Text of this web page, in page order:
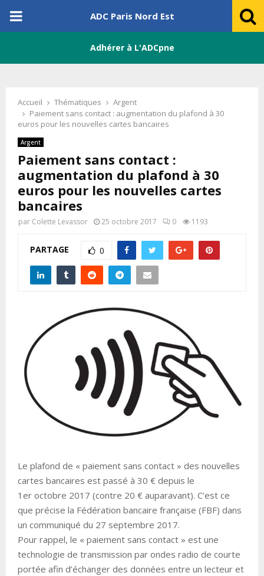
PRIMARY
ADC Paris Nord Est
Adhérer à L'ADCpne
Accueil Thématiques
Argent
Paiement sans contact : augmentation du plafond à 30
euros pour les nouvelles cartes bancaires
Argent
Paiement sans contact :
augmentation du plafond à 30
euros pour les nouvelles cartes
bancaires
par Colette Levassor 25 octobre 2017 0 1193
PARTAGE 0
Le plafond de « paiement sans contact » des nouvelles
cartes bancaires est passé à 30 € depuis le
1er octobre 2017 (contre 20 € auparavant). C’est ce
que précise la Fédération bancaire française (FBF) dans
un communiqué du 27 septembre 2017.
Pour rappel, le « paiement sans contact » est une
technologie de transmission par ondes radio de courte
portée afin d’échanger des données entre un lecteur et